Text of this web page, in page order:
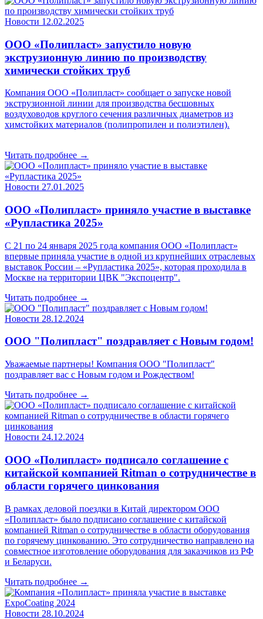
Новости 12.02.2025
ООО «Полипласт» запустило новую
экструзионную линию по производству
химически стойких труб
Компания ООО «Полипласт» сообщает о запуске новой
экструзионной линии для производства бесшовных
воздуховодов круглого сечения различных диаметров из
химстойких материалов (полипропилен и полиэтилен).
Читать подробнее →
Новости 27.01.2025
ООО «Полипласт» приняло участие в выставке
«Рупластика 2025»
С 21 по 24 января 2025 года компания ООО «Полипласт»
впервые приняла участие в одной из крупнейших отраслевых
выставок России – «Рупластика 2025», которая проходила в
Москве на территории ЦВК "Экспоцентр".
Читать подробнее →
Новости 28.12.2024
ООО "Полипласт" поздравляет с Новым годом!
Уважаемые партнеры! Компания ООО "Полипласт"
поздравляет вас с Новым годом и Рождеством!
Читать подробнее →
Новости 24.12.2024
ООО «Полипласт» подписало соглашение с
китайской компанией Ritman о сотрудничестве в
области горячего цинкования
В рамках деловой поездки в Китай директором ООО
«Полипласт» было подписано соглашение с китайской
компанией Ritman о сотрудничестве в области оборудования
по горячему цинкованию. Это сотрудничество направлено на
совместное изготовление оборудования для заказчиков из РФ
и Беларуси.
Читать подробнее →
Новости 28.10.2024